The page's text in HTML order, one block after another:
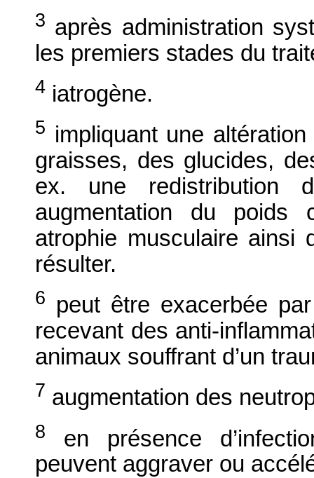
3 après administration
les premiers stades du
4 iatrogène.
5 impliquant une
graisses, des glucides,
ex. une redistribution
augmentation du poids
atrophie musculaire ainsi
résulter.
6 peut être exacerbée
recevant des anti-
animaux souffrant d’un
7 augmentation des
8
en présence
peuvent aggraver ou